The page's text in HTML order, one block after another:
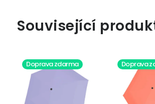
Související
Doprava zdarma Doprava